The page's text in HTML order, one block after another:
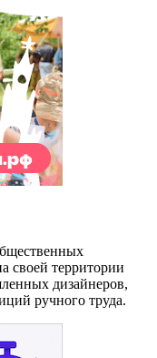
своей территории
дизайнеров,
ручного труда.